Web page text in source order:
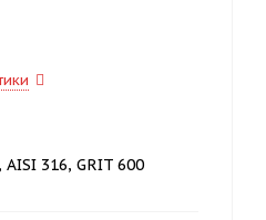
316, GRIT 600